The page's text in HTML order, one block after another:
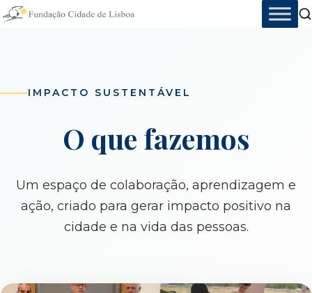
Skip
IMPACTO SUSTENTÁVEL
O que fazemos
Um espaço de colaboração, aprendizagem e
ação, criado para gerar impacto positivo na
cidade e na vida das pessoas.